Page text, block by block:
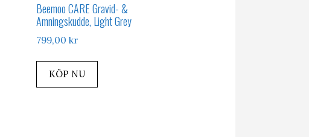
Beemoo CARE Gravid- &
Amningskudde, Light Grey
799,00kr
KÖP NU